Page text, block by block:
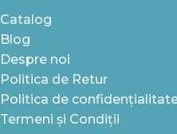
Catalog
Blog
Despre noi
Politica de Retur
Politica de
Termeni și Condiții